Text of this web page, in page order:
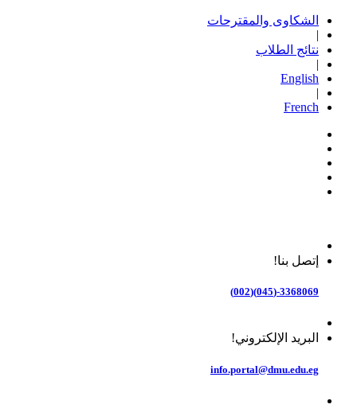
الشكاوى والمقترحات
|
نتائج الطلاب
|
English
|
French
إتصل بنا!
3368069-(045)(002)
البريد الإلكتروني!
info.portal@dmu.edu.eg